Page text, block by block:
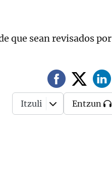
que sean revisados por
Itzuli Entzun